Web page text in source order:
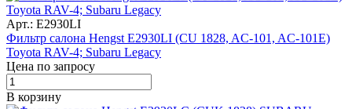
Арт.: E2930LI
Фильтр салона Hengst E2930LI (CU 1828, AC-101, AC-101E)
Toyota RAV-4; Subaru Legacy
Цена по запросу
В корзину